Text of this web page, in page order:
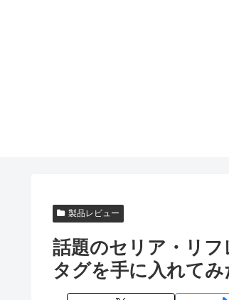
製品レビュー
話題のセリア・リ
タグを手に入れてみ